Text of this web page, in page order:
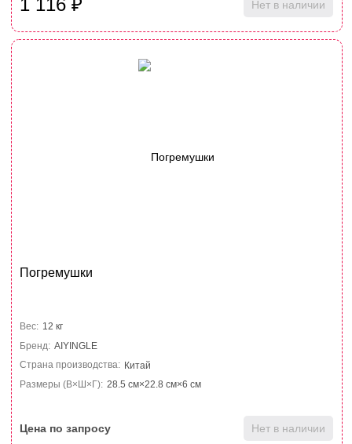
1 116₽ Нет в наличии
Погремушки
Вес: 12 кг
Бренд: AIYINGLE
Страна производства: Китай
Размеры (В×Ш×Г): 28.5 см×22.8 см×6 см
Цена по запросу Нет в наличии